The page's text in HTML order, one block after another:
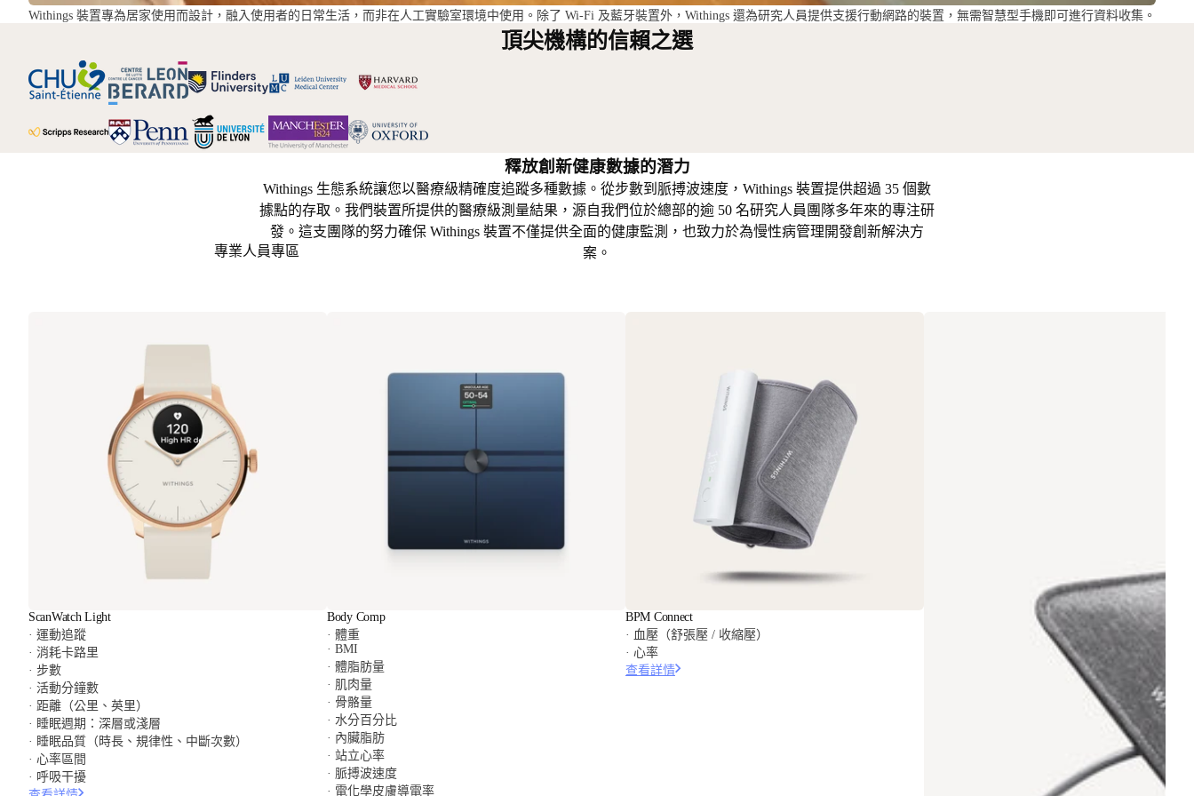
專業人員專區
Withings 裝置專為居家使用而設計，融入使用者的日常生活，而非在人工實驗室環境中使用。除了 Wi-Fi 及藍牙裝置外，Withings 還為研究人員提供支援行動網路的裝置，無需智慧型手機即可進行資料收集。
頂尖機構的信賴之選
釋放創新健康數據的潛力
Withings 生態系統讓您以醫療級精確度追蹤多種數據。從步數到脈搏波速度，Withings 裝置提供超過 35 個數
據點的存取。我們裝置所提供的醫療級測量結果，源自我們位於總部的逾 50 名研究人員團隊多年來的專注研
發。這支團隊的努力確保 Withings 裝置不僅提供全面的健康監測，也致力於為慢性病管理開發創新解決方
案。
ScanWatch Light
· 運動追蹤
· 消耗卡路里
· 步數
· 活動分鐘數
· 距離（公里、英里）
· 睡眠週期：深層或淺層
· 睡眠品質（時長、規律性、中斷次數）
· 心率區間
· 呼吸干擾
Body Comp
· 體重
· BMI
· 體脂肪量
· 肌肉量
· 骨骼量
· 水分百分比
· 內臟脂肪
· 站立心率
· 脈搏波速度
· 電化學皮膚導電率
BPM Connect
· 血壓（舒張壓 / 收縮壓）
· 心率
查看詳情